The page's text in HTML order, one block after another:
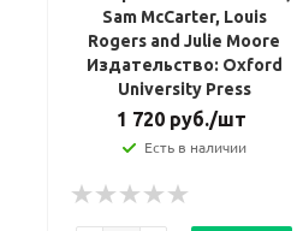
Sam McCarter, Louis
Rogers and Julie Moore
Издательство: Oxford
University Press
1 720 руб./шт
Есть в наличии